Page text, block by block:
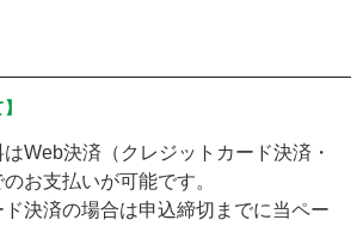
はWeb決済（クレジットカード決済・
お支払いが可能です。
ド決済の場合は申込締切までに当ペー